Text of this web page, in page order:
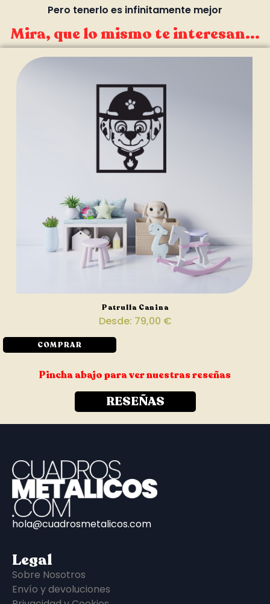
Pero tenerlo es infinitamente mejor
Mira, que lo mismo te interesan...
Patrulla Canina
Desde: 79,00 €
COMPRAR
Pincha abajo para ver nuestras reseñas
RESEÑAS
hola@cuadrosmetalicos.com
Legal
Sobre Nosotros
Envío y devoluciones